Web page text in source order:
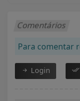
Comentários
Para comentar
Login